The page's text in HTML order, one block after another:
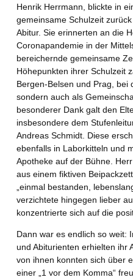
Henrik Herrmann, blickte in
gemeinsame Schulzeit
Abitur. Sie erinnerten an die
Coronapandemie in der
bereichernde gemeinsame
Höhepunkten ihrer Schulzeit
Bergen-Belsen und Prag, bei
sondern auch als
besonderer Dank galt den
insbesondere dem
Andreas Schmidt. Diese
ebenfalls in Laborkitteln und
Apotheke auf der Bühne.
aus einem fiktiven
„einmal bestanden,
verzichtete hingegen lieber
konzentrierte sich auf die
Dann war es endlich so weit:
und Abiturienten erhielten ihr
von ihnen konnten sich über
einer „1 vor dem Komma“